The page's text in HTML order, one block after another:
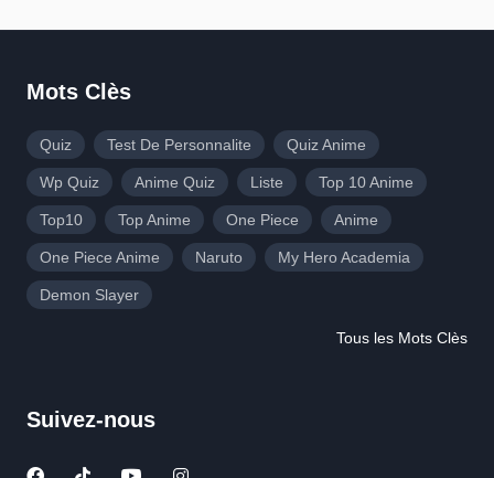
Mots Clès
Quiz Test De Personnalite Quiz Anime
Wp Quiz Anime Quiz Liste Top 10 Anime
Top10 Top Anime One Piece Anime
One Piece Anime Naruto My Hero Academia
Demon Slayer
Tous les Mots Clès
Suivez-nous